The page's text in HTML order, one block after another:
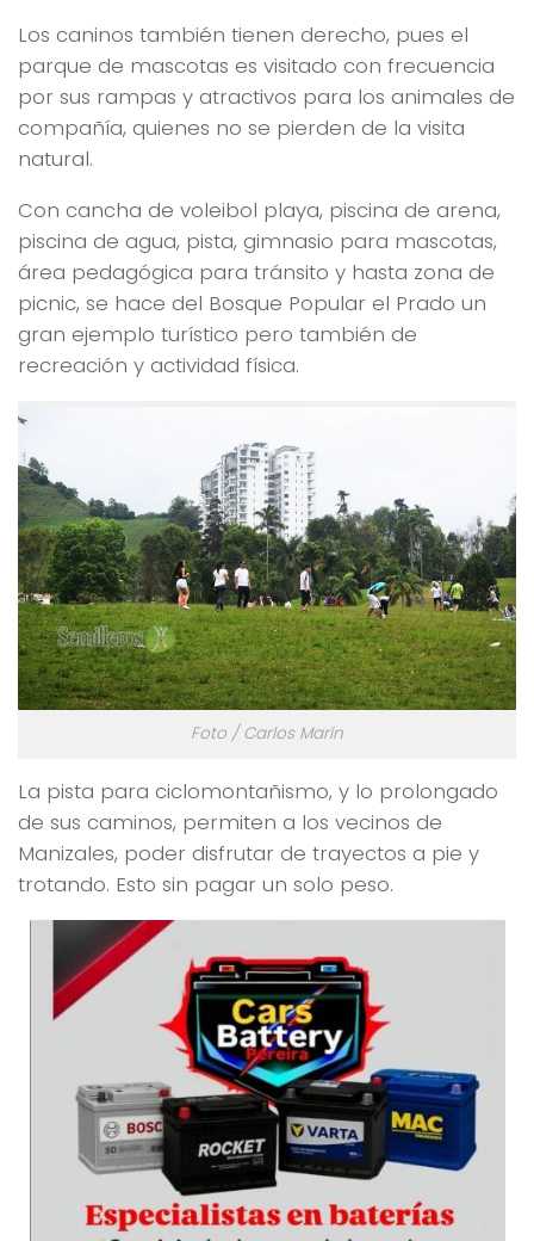
Los caninos también tienen derecho, pues el
parque de mascotas es visitado con frecuencia
por sus rampas y atractivos para los animales de
compañía, quienes no se pierden de la visita
natural.
Con cancha de voleibol playa, piscina de arena,
piscina de agua, pista, gimnasio para mascotas,
área pedagógica para tránsito y hasta zona de
picnic, se hace del Bosque Popular el Prado un
gran ejemplo turístico pero también de
recreación y actividad física.
Foto / Carlos Marín
La pista para ciclomontañismo, y lo prolongado
de sus caminos, permiten a los vecinos de
Manizales, poder disfrutar de trayectos a pie y
trotando. Esto sin pagar un solo peso.